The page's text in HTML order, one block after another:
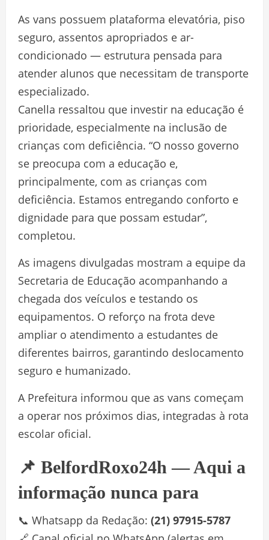
As vans possuem plataforma elevatória, piso
seguro, assentos apropriados e ar-
condicionado — estrutura pensada para
atender alunos que necessitam de transporte
especializado.
Canella ressaltou que investir na educação é
prioridade, especialmente na inclusão de
crianças com deficiência. “O nosso governo
se preocupa com a educação e,
principalmente, com as crianças com
deficiência. Estamos entregando conforto e
dignidade para que possam estudar”,
completou.
As imagens divulgadas mostram a equipe da
Secretaria de Educação acompanhando a
chegada dos veículos e testando os
equipamentos. O reforço na frota deve
ampliar o atendimento a estudantes de
diferentes bairros, garantindo deslocamento
seguro e humanizado.
A Prefeitura informou que as vans começam
a operar nos próximos dias, integradas à rota
escolar oficial.
📌 BelfordRoxo24h — Aqui a
informação nunca para
📞 Whatsapp da Redação: (21) 97915-5787